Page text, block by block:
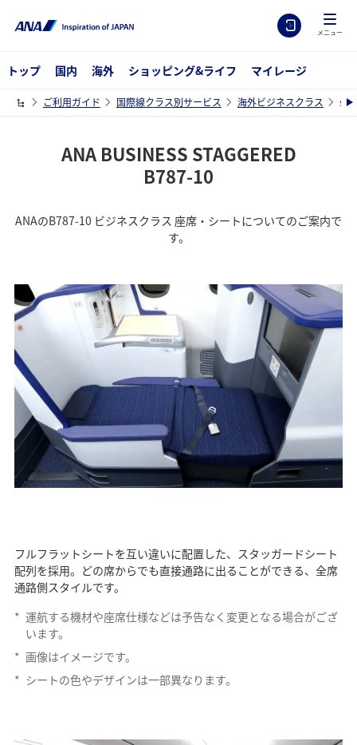
メニュー
トップ 国内 海外 ショッピング&ライフ マイレージ
ご利用ガイド 国際線クラス別サービス 海外ビジネスクラス
ANA BUSINESS STAGGERED
B787-10
ANAのB787-10 ビジネスクラス 座席・シートについてのご案内で
す。
フルフラットシートを互い違いに配置した、スタッガードシート
配列を採用。どの席からでも直接通路に出ることができる、全席
通路側スタイルです。
* 運航する機材や座席仕様などは予告なく変更となる場合がござ
います。
* 画像はイメージです。
* シートの色やデザインは一部異なります。